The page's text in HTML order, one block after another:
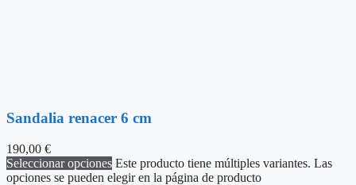
Sandalia renacer 6 cm
190,00 €
Seleccionar opciones Este producto tiene múltiples variantes. Las
opciones se pueden elegir en la página de producto